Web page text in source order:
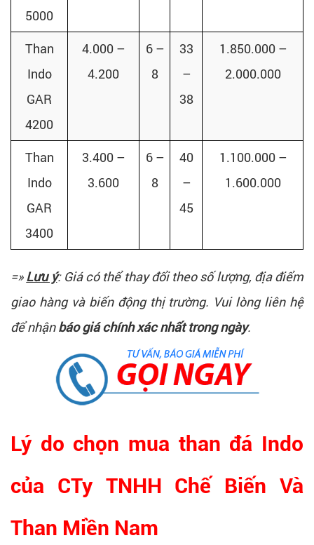
5000
Than
Indo
GAR
4200
4.000 –
4.200
6 –
8
33
–
38
1.850.000 –
2.000.000
Than
Indo
GAR
3400
3.400 –
3.600
6 –
8
40
–
45
1.100.000 –
1.600.000
=»Lưu ý: Giá có thể thay đổi theo số lượng, địa điểm
giao hàng và biến động thị trường. Vui lòng liên hệ
để nhậnbáo giá chính xác nhất trong ngày.
Lý do chọn mua than đá Indo
của CTy TNHH Chế Biến Và
Than Miền Nam